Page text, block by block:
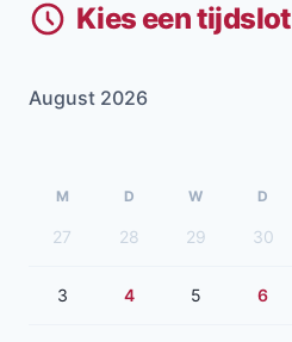
Kies een tijdslot
August 2026
M D W D
27 28 29 30
3 4 5 6